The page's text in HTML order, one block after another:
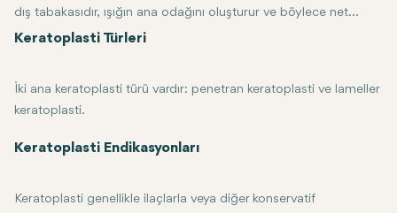
dış tabakasıdır, ışığın ana odağını oluşturur ve böylece net
görüş sağlar. Bu tabaka hasar gördüğünde veya
veya eski haline getirmek için bir çözümdür.
Keratoplasti Türleri
İki ana keratoplasti türü vardır: penetran keratoplasti ve lameller
keratoplasti.
Penetran Keratoplasti (PK) tüm korneayı bir donör kornea ile
Keratoplasti Endikasyonları
Keratoplasti genellikle ilaçlarla veya diğer konservatif